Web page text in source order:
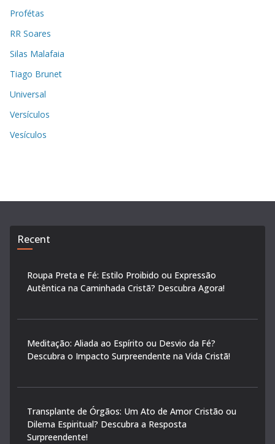
Profétas
RR Soares
Silas Malafaia
Tiago Brunet
Universal
Versículos
Vesículos
Recent
Roupa Preta e Fé: Estilo Proibido ou Expressão
Autêntica na Caminhada Cristã? Descubra Agora!
Meditação: Aliada ao Espírito ou Desvio da Fé?
Descubra o Impacto Surpreendente na Vida Cristã!
Transplante de Órgãos: Um Ato de Amor Cristão ou
Dilema Espiritual? Descubra a Resposta
Surpreendente!